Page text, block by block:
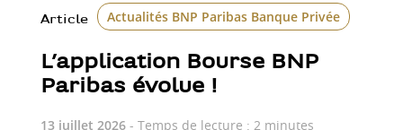
Article Actualités BNP Paribas Banque Privée
L’application Bourse BNP
Paribas évolue !
13 juillet 2026- Temps de lecture : 2 minutes